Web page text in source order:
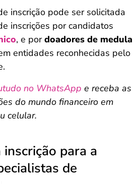
inscrição pode ser solicitada
inscrições por candidatos
, e pordoadores de medula
entidades reconhecidas pelo
no WhatsApp e receba as
do mundo financeiro em
celular.
para a
de